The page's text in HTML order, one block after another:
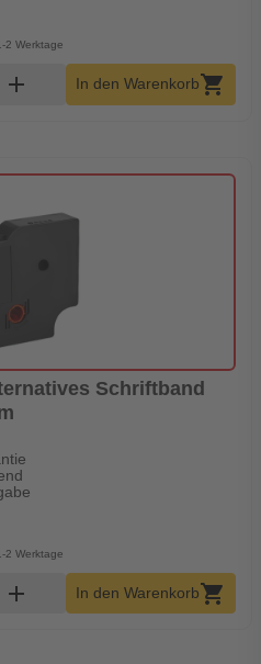
2 Werktage
Menge
add In den Warenkorbshopping_cart
Schriftband
2 Werktage
Menge
add In den Warenkorbshopping_cart